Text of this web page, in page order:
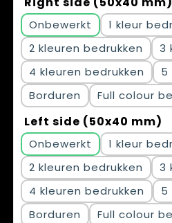
Onbewerkt
1
2
3
4
5
Borduren
Full colour
Left side (50x40 mm)
Onbewerkt
1
2
3
4
5
Borduren
Full colour